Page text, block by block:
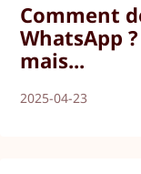
Comment
WhatsApp
mais...
2025-04-23